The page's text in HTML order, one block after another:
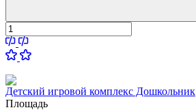
Детский игровой комплекс Дошкольник
Площадь